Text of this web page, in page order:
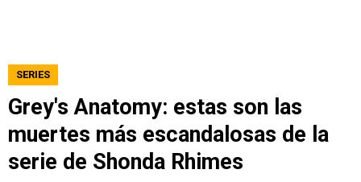
SERIES
Grey's Anatomy: estas son las
muertes más escandalosas de la
serie de Shonda Rhimes